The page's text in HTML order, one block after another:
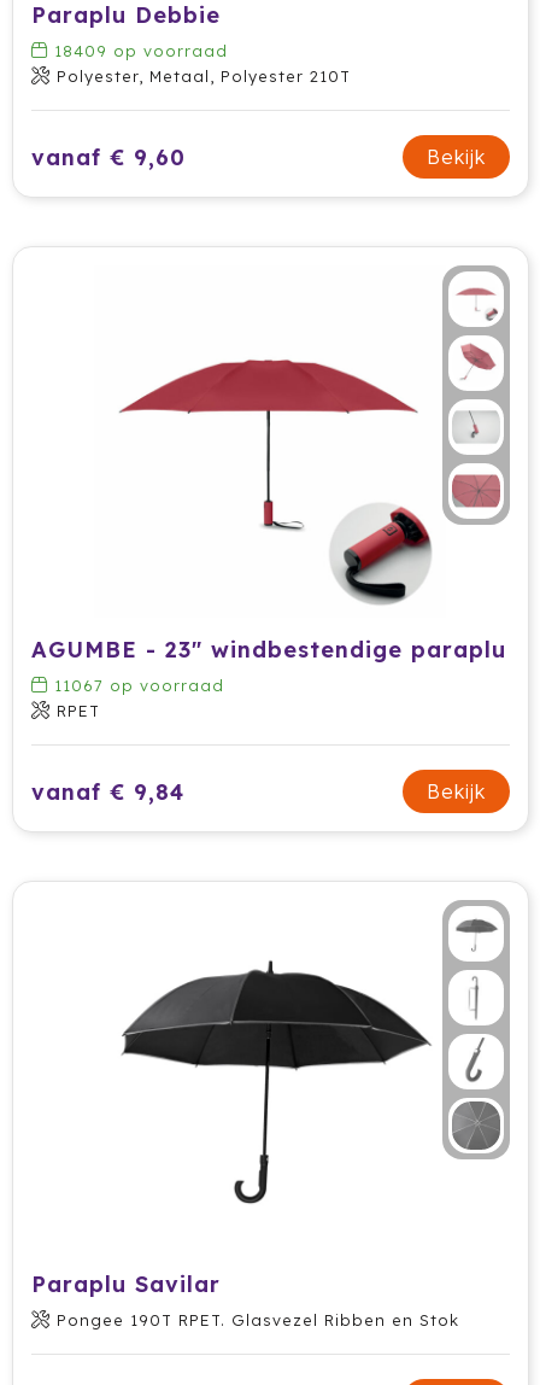
Paraplu Debbie
18409 op voorraad
Polyester, Metaal, Polyester 210T
vanaf € 9,60 Bekijk
AGUMBE - 23" windbestendige paraplu
11067 op voorraad
RPET
vanaf € 9,84 Bekijk
Paraplu Savilar
Pongee 190T RPET. Glasvezel Ribben en Stok